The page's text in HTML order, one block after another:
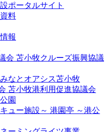
ポータルサイト
料
報
苫小牧クルーズ振興協議
みなとオアシス苫小牧
苫小牧港利用促進協議会
園
港園亭 ～港公